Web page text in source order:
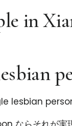
in
lesbian